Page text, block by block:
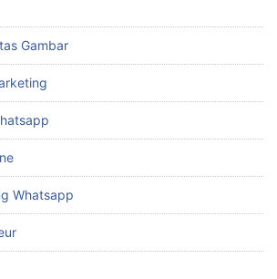
Gambar
Whatsapp